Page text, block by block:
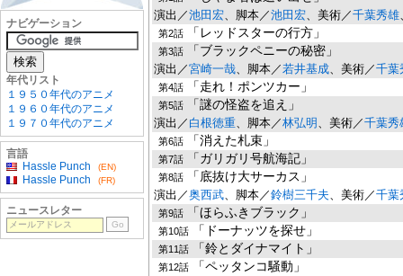
演出／池田宏、脚本／池田宏、美術／千葉秀雄
第2話 「レッドスターの行方」
第3話 「ブラックペニーの秘密」
演出／宮崎一哉、脚本／若井基成、美術／千葉
第4話 「走れ！ポンツカー」
第5話 「謎の怪盗を追え」
演出／ 白根徳重、脚本／林弘明 、美術／千葉秀
第6話 「消えた札束」
第7話 「ガリガリ号航海記」
第8話 「底抜け大サーカス」
演出／奥西武、脚本／鈴樹三千夫 、美術／千葉
第9話 「ほらふきブラック」
第10話 「ドーナッツを探せ」
第11話 「鈴とダイナマイト」
第12話 「ペッタンコ騒動」
ナビゲーション
年代リスト
１９５０年代のアニメ
１９６０年代のアニメ
１９７０年代のアニメ
言語
Hassle Punch
(EN)
Hassle Punch (FR)
ニュースレター